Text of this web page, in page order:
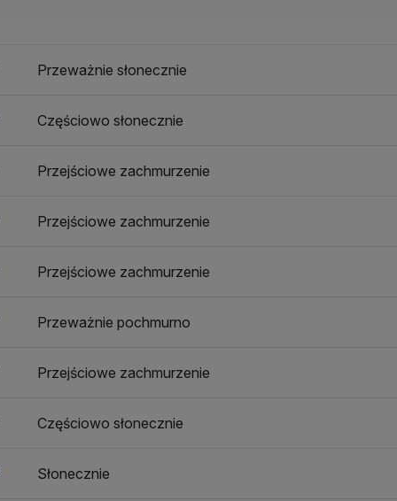
Przeważnie słonecznie
Częściowo słonecznie
Przejściowe zachmurzenie
Przejściowe zachmurzenie
Przejściowe zachmurzenie
Przeważnie pochmurno
Przejściowe zachmurzenie
Częściowo słonecznie
Słonecznie